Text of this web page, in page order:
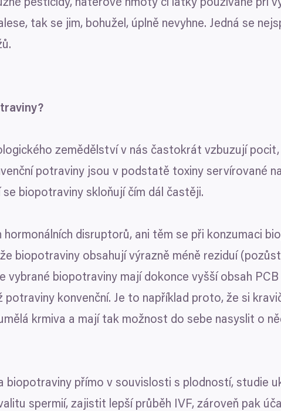
zpracováváme vaše údaje (jako např. číslo IP) pomocí technologií,
na vašem zařízení, abychom vám mohli nabízet
náhled na návštěvníky a vývoj produktů. Máte možnosti ohledně
také:
o vaší geografické poloze, které mohou být přesné na
zařízení pomocí aktivního skenování pro konkrétní charakteristiky
vaše osobní údaje, a nastavte si předvolby včásti s
reklam, poskytování funkcí sociálních médií a analýze naší
s dalšími informacemi, které jste jim poskytli nebo které
Preferenční Statistické
pesticidy, nátěrové hmoty či látky používané při
tak se jim, bohužel, úplně nevyhne. Jedná se
zemědělství v nás častokrát vzbuzují
potraviny jsou v podstatě toxiny servírované
biopotraviny skloňují čím dál častěji.
disruptorů, ani těm se při konzumaci
biopotraviny obsahují výrazně méně reziduí
vybrané biopotraviny mají dokonce vyšší obsah PCB
potraviny konvenční. Je to například proto, že si
krmiva a mají tak možnost do sebe nasyslit o
biopotraviny přímo v souvislosti s plodností, studie
spermií, zajistit lepší průběh IVF, zároveň pak